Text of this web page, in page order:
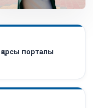
қарсы порталы